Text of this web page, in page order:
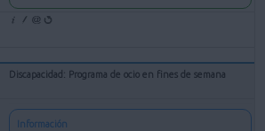
Discapacidad: Programa de ocio en fines de semana
Información